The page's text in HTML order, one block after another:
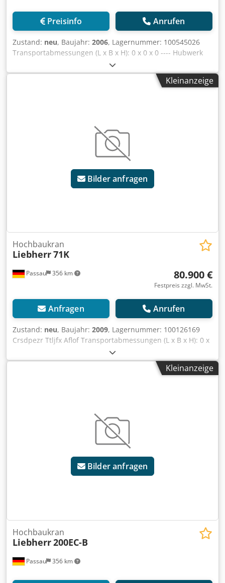
Preisinfo Anrufen
Zustand: neu, Baujahr: 2006, Lagernummer: 100545026
Transportabmessungen (L x B x H): 0 x 0 x 0 ---- Hubwerk
65kW 1 x Unterwagen 6,0m Spur und erforderlichen
Zentralballast Crsdpfx Ajzr Ttfoflsf Turmstücke für 30m
Hakenhöhe Ausladung 50m inkl. Gegenballast Farbe Gelb
Kleinanzeige
Bilder anfragen
Passau 356 km
Hochbaukran
Liebherr71K
80.900 €
Festpreis zzgl. MwSt.
Anfragen Anrufen
Zustand: neu, Baujahr: 2009, Lagernummer: 100126169
Crsdpezr Ttljfx Aflof Transportabmessungen (L x B x H): 0 x
0 x 0 ---- Ausladung 45m Inkl. Kabine Inkl. Trafo 4,7kVA Inkl.
Funkanlage Inkl. Drehbühnenverlängerung Inkl. Ballast für
Kleinanzeige
Bilder anfragen
Passau 356 km
Hochbaukran
Liebherr200EC-B